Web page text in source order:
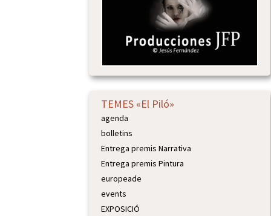
TEMES «El Piló»
agenda
bolletins
Entrega premis Narrativa
Entrega premis Pintura
europeade
events
EXPOSICIÓ